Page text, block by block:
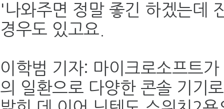
'나와주면 정말 좋긴 하겠는데
경우도 있고요.
이학범 기자: 마이크로소프트
의 일환으로 다양한 콘솔 기기